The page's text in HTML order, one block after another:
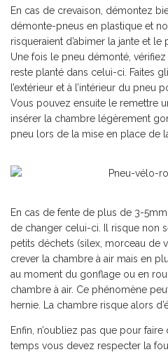
En cas de crevaison, démontez
démonte-pneus en plastique et
risqueraient d’abimer la jante et le
Une fois le pneu démonté,
reste planté dans celui-ci. Faites
l’extérieur et à l’intérieur du pneu
Vous pouvez ensuite le remettre
insérer la chambre légèrement
pneu lors de la mise en place de
En cas de fente de plus de 3-
de changer celui-ci. Il risque non
petits déchets (silex, morceau de
crever la chambre à air mais en
au moment du gonflage ou en
chambre à air. Ce phénomène
hernie. La chambre risque alors
Enfin, n’oubliez pas que pour
temps vous devez respecter la